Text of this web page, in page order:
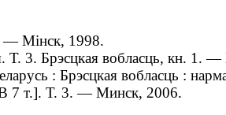
— Мінск, 1998.
Т. 3. Брэсцкая вобласць, кн. 1.
: Брэсцкая вобласць :
7 т.]. Т. 3. — Минск, 2006.